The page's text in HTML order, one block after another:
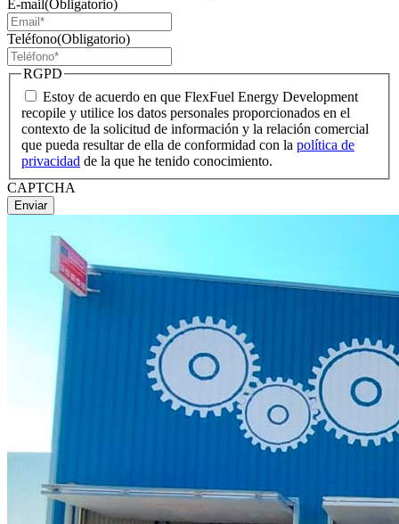
E-mail(Obligatorio)
Teléfono(Obligatorio)
RGPD
Estoy de acuerdo en que FlexFuel Energy Development
recopile y utilice los datos personales proporcionados en el
contexto de la solicitud de información y la relación comercial
que pueda resultar de ella de conformidad con la política de
privacidad de la que he tenido conocimiento.
CAPTCHA